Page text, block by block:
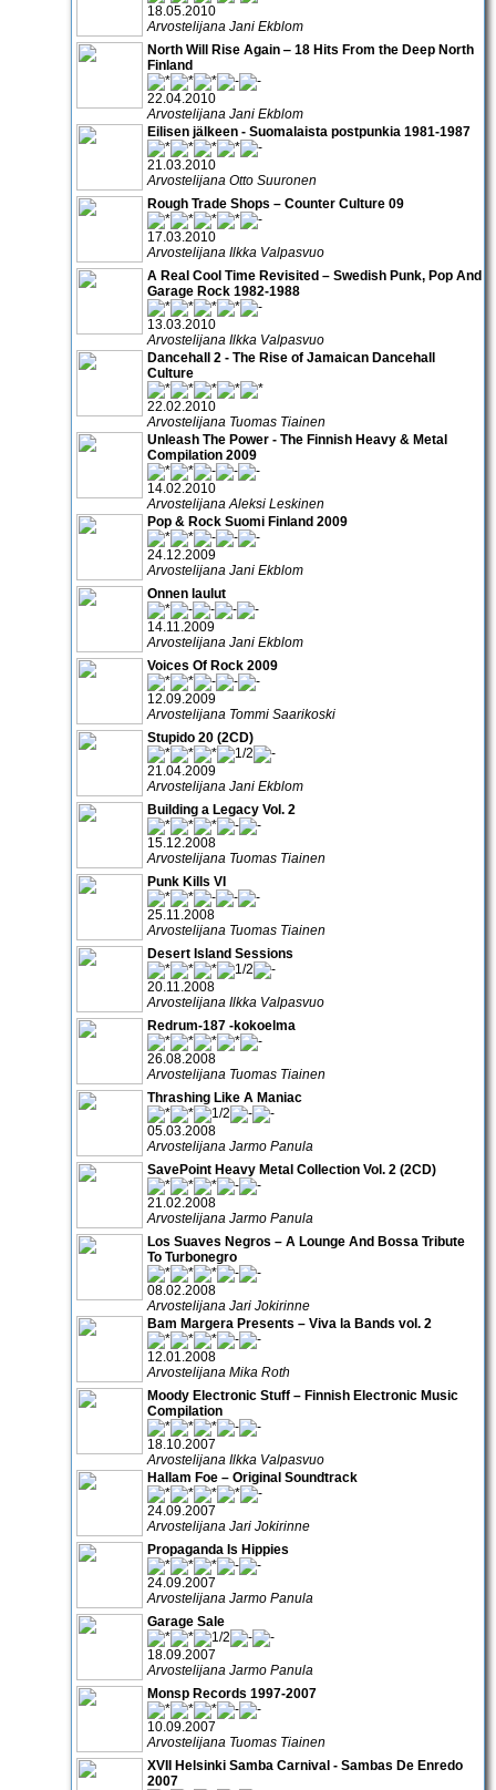
18.05.2010
Arvostelijana Jani Ekblom
North Will Rise Again ‒ 18 Hits From the Deep North
Finland
22.04.2010
Arvostelijana Jani Ekblom
Eilisen jälkeen - Suomalaista postpunkia 1981-1987
21.03.2010
Arvostelijana Otto Suuronen
Rough Trade Shops – Counter Culture 09
17.03.2010
Arvostelijana Ilkka Valpasvuo
A Real Cool Time Revisited – Swedish Punk, Pop And
Garage Rock 1982-1988
13.03.2010
Arvostelijana Ilkka Valpasvuo
Dancehall 2 - The Rise of Jamaican Dancehall
Culture
22.02.2010
Arvostelijana Tuomas Tiainen
Unleash The Power - The Finnish Heavy & Metal
Compilation 2009
14.02.2010
Arvostelijana Aleksi Leskinen
Pop & Rock Suomi Finland 2009
24.12.2009
Arvostelijana Jani Ekblom
Onnen laulut
14.11.2009
Arvostelijana Jani Ekblom
Voices Of Rock 2009
12.09.2009
Arvostelijana Tommi Saarikoski
Stupido 20 (2CD)
21.04.2009
Arvostelijana Jani Ekblom
Building a Legacy Vol. 2
15.12.2008
Arvostelijana Tuomas Tiainen
Punk Kills VI
25.11.2008
Arvostelijana Tuomas Tiainen
Desert Island Sessions
20.11.2008
Arvostelijana Ilkka Valpasvuo
Redrum-187 -kokoelma
26.08.2008
Arvostelijana Tuomas Tiainen
Thrashing Like A Maniac
05.03.2008
Arvostelijana Jarmo Panula
SavePoint Heavy Metal Collection Vol. 2 (2CD)
21.02.2008
Arvostelijana Jarmo Panula
Los Suaves Negros – A Lounge And Bossa Tribute
To Turbonegro
08.02.2008
Arvostelijana Jari Jokirinne
Bam Margera Presents – Viva la Bands vol. 2
12.01.2008
Arvostelijana Mika Roth
Moody Electronic Stuff – Finnish Electronic Music
Compilation
18.10.2007
Arvostelijana Ilkka Valpasvuo
Hallam Foe – Original Soundtrack
24.09.2007
Arvostelijana Jari Jokirinne
Propaganda Is Hippies
24.09.2007
Arvostelijana Jarmo Panula
Garage Sale
18.09.2007
Arvostelijana Jarmo Panula
Monsp Records 1997-2007
10.09.2007
Arvostelijana Tuomas Tiainen
XVII Helsinki Samba Carnival - Sambas De Enredo
2007